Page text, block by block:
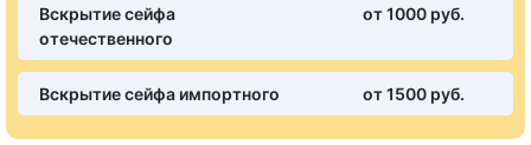
Вскрытие сейфа
отечественного
от 1000 pуб.
Вскрытие сейфа импортного от 1500 pуб.